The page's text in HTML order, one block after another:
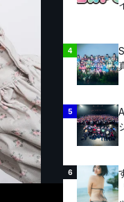
4
5
6